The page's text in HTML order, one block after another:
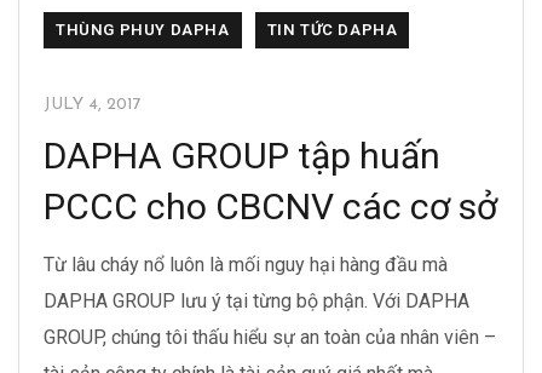
THÙNG PHUY DAPHA TIN TỨC DAPHA
JULY 4, 2017
DAPHA GROUP tập huấn
PCCC cho CBCNV các cơ sở
Từ lâu cháy nổ luôn là mối nguy hại hàng đầu mà
DAPHA GROUP lưu ý tại từng bộ phận. Với DAPHA
GROUP, chúng tôi thấu hiểu sự an toàn của nhân viên –